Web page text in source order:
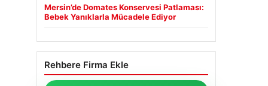
Mersin’de Domates Konservesi Patlaması:
Bebek Yanıklarla Mücadele Ediyor
Rehbere Firma Ekle